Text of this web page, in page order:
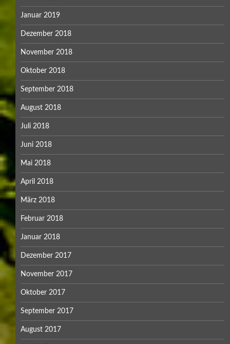
Januar 2019
Dezember 2018
November 2018
Oktober 2018
September 2018
August 2018
Juli 2018
Juni 2018
Mai 2018
April 2018
März 2018
Februar 2018
Januar 2018
Dezember 2017
November 2017
Oktober 2017
September 2017
August 2017